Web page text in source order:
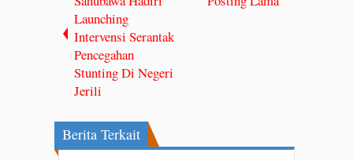
Launching
Intervensi Serantak
Pencegahan
Stunting Di Negeri
Jerili
Berita Terkait